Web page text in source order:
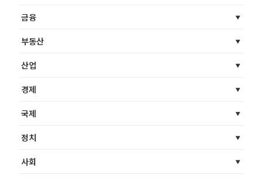
금융
부동산
산업
경제
국제
정치
사회